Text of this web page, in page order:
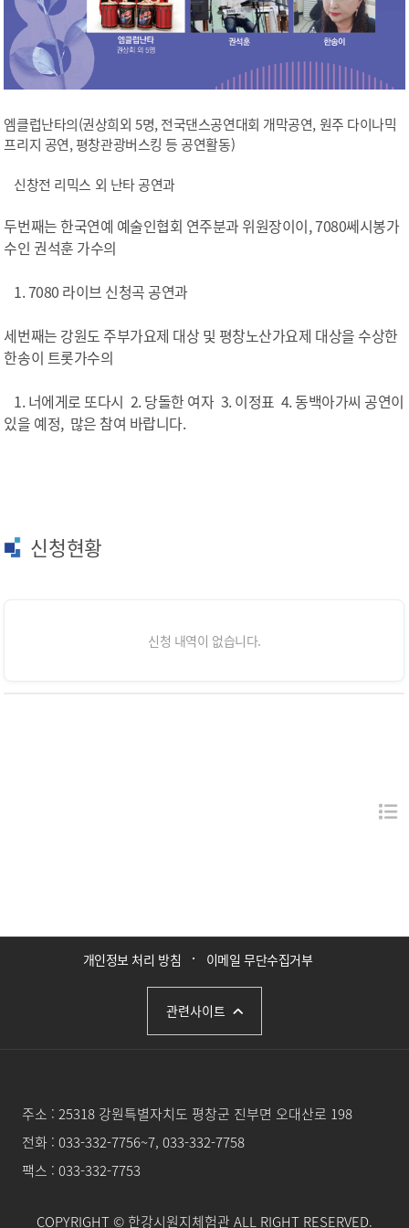
엠클럽난타의(권상희외 5명, 전국댄스공연대회 개막공연, 원주 다이나믹
프리지 공연, 평창관광버스킹 등 공연활동)
신창전 리믹스 외 난타 공연과
두번째는 한국연예 예술인협회 연주분과 위원장이이, 7080쎄시봉가
수인 권석훈 가수의
1. 7080 라이브 신청곡 공연과
세번째는 강원도 주부가요제 대상 및 평창노산가요제 대상을 수상한
한송이 트롯가수의
1. 너에게로 또다시 2. 당돌한 여자 3. 이정표 4. 동백아가씨 공연이
있을 예정, 많은 참여 바랍니다.
신청현황
신청 내역이 없습니다.
개인정보 처리 방침 이메일 무단수집거부
관련사이트
주소 :25318 강원특별자치도 평창군 진부면 오대산로 198
전화 :033-332-7756~7, 033-332-7758
팩스 : 033-332-7753
COPYRIGHT© 한강시원지체험관 ALL RIGHT RESERVED.